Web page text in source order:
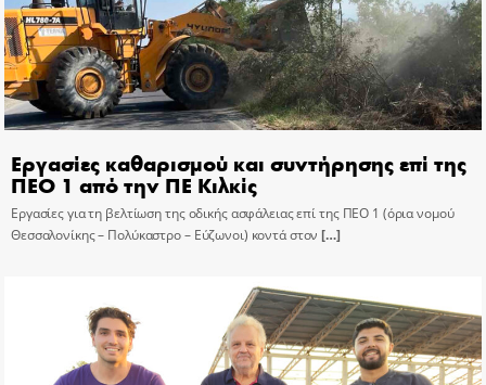
Εργασίες καθαρισμού και συντήρησης επί της
ΠΕΟ 1 από την ΠΕ Κιλκίς
Εργασίες για τη βελτίωση της οδικής ασφάλειας επί της ΠΕΟ 1 (όρια νομού
Θεσσαλονίκης – Πολύκαστρο – Εύζωνοι) κοντά στον […]